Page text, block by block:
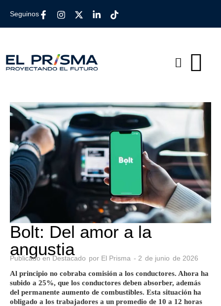
Seguinos
Bolt: Del amor a la
angustia
Publicado en Destacado por El Prisma - 2 de junio de 2026
Al principio no cobraba comisión a los conductores. Ahora ha
subido a 25%, que los conductores deben absorber, además
del permanente aumento de combustibles. Esta situación ha
obligado a los trabajadores a un promedio de 10 a 12 horas